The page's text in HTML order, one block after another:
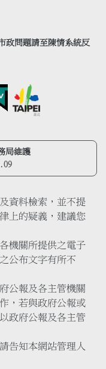
政問題請至陳情系統反
局維護
資料檢索，並不提
上的疑義，建議您
機關所提供之電子
公布文字有所不
公報及各主管機關
，若與政府公報或
政府公報及各主管
告知本網站管理人